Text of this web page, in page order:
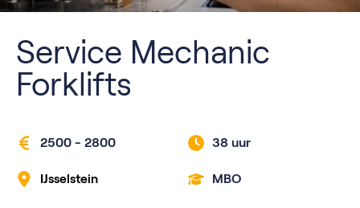
Service Mechanic
Forklifts
2500 - 2800 38 uur
IJsselstein MBO